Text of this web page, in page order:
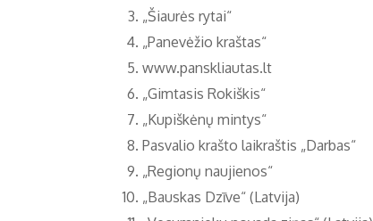
„Šiaurės rytai“
„Panevėžio kraštas“
www.panskliautas.lt
„Gimtasis Rokiškis“
„Kupiškėnų mintys“
Pasvalio krašto laikraštis „Darbas“
„Regionų naujienos“
„Bauskas Dzīve“ (Latvija)